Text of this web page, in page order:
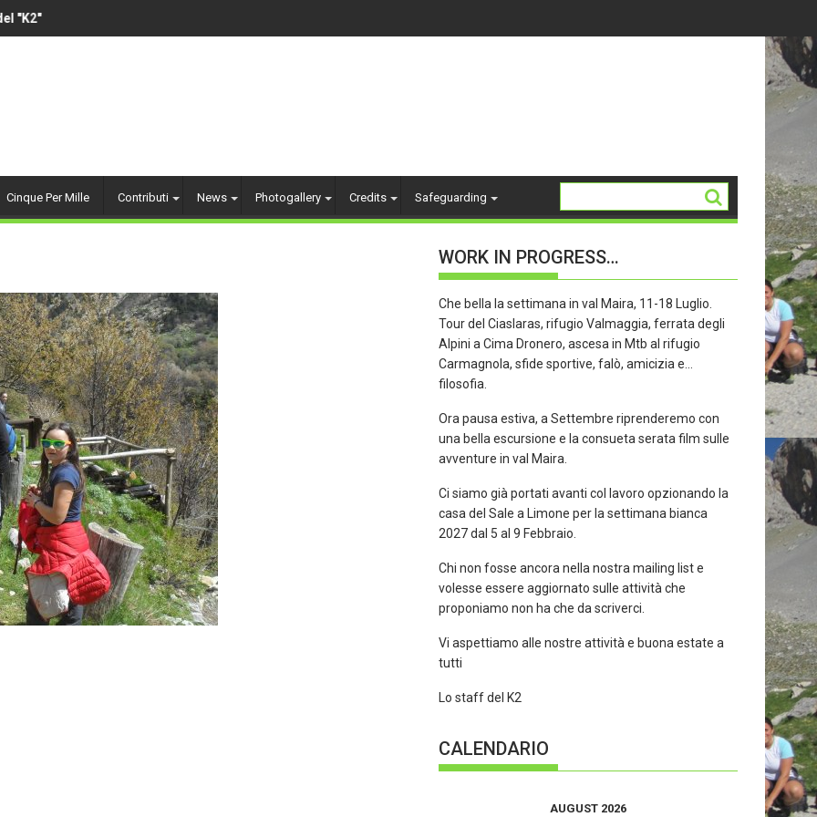
Cinque Per Mille Contributi News Photogallery Credits Safeguarding
WORK IN PROGRESS…
Che bella la settimana in val Maira, 11-18 Luglio.
Tour del Ciaslaras, rifugio Valmaggia, ferrata degli
Alpini a Cima Dronero, ascesa in Mtb al rifugio
Carmagnola, sfide sportive, falò, amicizia e…
filosofia.
Ora pausa estiva, a Settembre riprenderemo con
una bella escursione e la consueta serata film sulle
avventure in val Maira.
Ci siamo già portati avanti col lavoro opzionando la
casa del Sale a Limone per la settimana bianca
2027 dal 5 al 9 Febbraio.
Chi non fosse ancora nella nostra mailing list e
volesse essere aggiornato sulle attività che
proponiamo non ha che da scriverci.
Vi aspettiamo alle nostre attività e buona estate a
tutti
Lo staff del K2
CALENDARIO
AUGUST 2026